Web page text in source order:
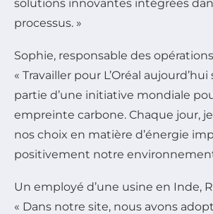
solutions innovantes intégrées
processus. »
Sophie, responsable des
« Travailler pour L’Oréal
partie d’une initiative mondiale
empreinte carbone. Chaque jour,
nos choix en matière d’énergie
positivement notre
Un employé d’une usine en Inde,
« Dans notre site, nous avons